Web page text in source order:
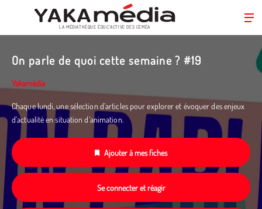
contenu
principal
LA MÉDIATHÈQUE ÉDUC’ACTIVE DES CEMÉA
On parle de quoi cette semaine ? #19
Yakamédia
Chaque lundi, une sélection d’articles pour explorer et évoquer des enjeux
d’actualité en situation d’animation.
Ajouter à mes fiches
Se connecter et réagir